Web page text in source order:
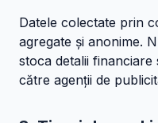
Datele colectate prin
agregate și anonime.
stoca detalii
către agenții de